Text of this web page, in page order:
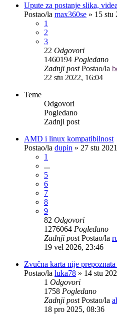
Upute za postanje slika,
Postao/la max360se » 15 stu
1
2
3
22 Odgovori
1460194 Pogledano
Zadnji postPostao/la
22 stu 2022, 16:04
Teme
Odgovori
Pogledano
Zadnji post
AMD i linux kompatibilnost
Postao/la dupin » 27 stu
1
...
5
6
7
8
9
82 Odgovori
1276064 Pogledano
Zadnji postPostao/la
19 vel 2026, 23:46
Zvučna karta nije
Postao/la luka78 » 14 stu
1 Odgovori
1758 Pogledano
Zadnji postPostao/la
18 pro 2025, 08:36